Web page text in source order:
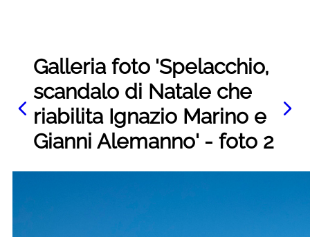
Galleria foto 'Spelacchio,
scandalo di Natale che
riabilita Ignazio Marino e
Gianni Alemanno' - foto 2